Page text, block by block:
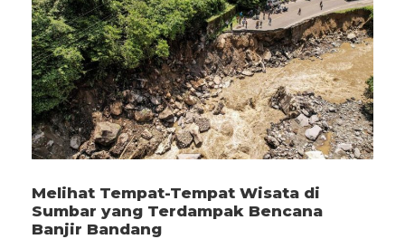
Melihat Tempat-Tempat Wisata di
Sumbar yang Terdampak Bencana
Banjir Bandang